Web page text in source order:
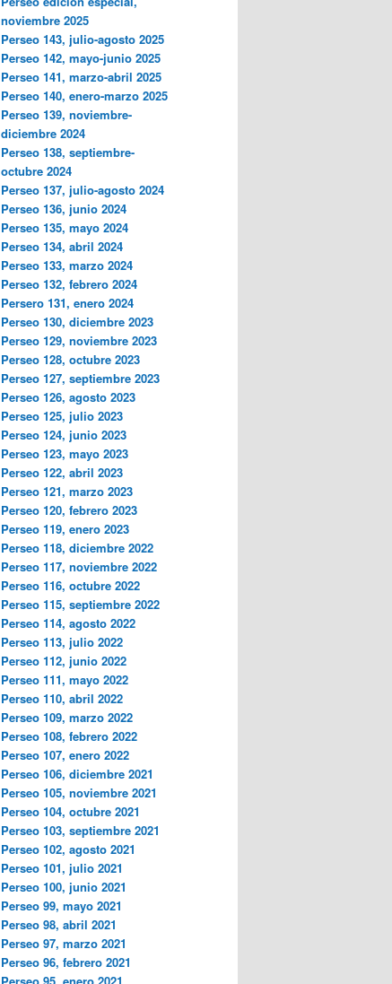
noviembre 2025
Perseo 143, julio-agosto 2025
Perseo 142, mayo-junio 2025
Perseo 141, marzo-abril 2025
Perseo 140, enero-marzo 2025
Perseo 139, noviembre-
diciembre 2024
Perseo 138, septiembre-
octubre 2024
Perseo 137, julio-agosto 2024
Perseo 136, junio 2024
Perseo 135, mayo 2024
Perseo 134, abril 2024
Perseo 133, marzo 2024
Perseo 132, febrero 2024
Persero 131, enero 2024
Perseo 130, diciembre 2023
Perseo 129, noviembre 2023
Perseo 128, octubre 2023
Perseo 127, septiembre 2023
Perseo 126, agosto 2023
Perseo 125, julio 2023
Perseo 124, junio 2023
Perseo 123, mayo 2023
Perseo 122, abril 2023
Perseo 121, marzo 2023
Perseo 120, febrero 2023
Perseo 119, enero 2023
Perseo 118, diciembre 2022
Perseo 117, noviembre 2022
Perseo 116, octubre 2022
Perseo 115, septiembre 2022
Perseo 114, agosto 2022
Perseo 113, julio 2022
Perseo 112, junio 2022
Perseo 111, mayo 2022
Perseo 110, abril 2022
Perseo 109, marzo 2022
Perseo 108, febrero 2022
Perseo 107, enero 2022
Perseo 106, diciembre 2021
Perseo 105, noviembre 2021
Perseo 104, octubre 2021
Perseo 103, septiembre 2021
Perseo 102, agosto 2021
Perseo 101, julio 2021
Perseo 100, junio 2021
Perseo 99, mayo 2021
Perseo 98, abril 2021
Perseo 97, marzo 2021
Perseo 96, febrero 2021